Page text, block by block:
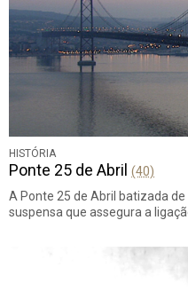
HISTÓRIA
Ponte 25 de Abril (40)
A Ponte 25 de Abril batizada
suspensa que assegura a